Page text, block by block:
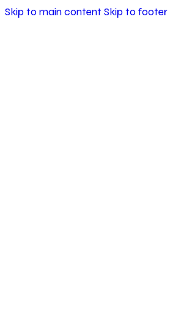
Skip to main content Skip to footer